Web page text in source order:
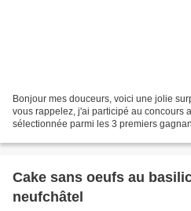
Bonjour mes douceurs, voici une jolie
vous rappelez, j'ai participé au concours
sélectionnée parmi les 3 premiers
Cake sans oeufs au
neufchâtel